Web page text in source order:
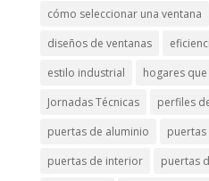
cómo seleccionar una ventana
diseños de ventanas
estilo industrial
hogares
Jornadas Técnicas
perfiles
puertas de aluminio
puertas
puertas de interior
puertas